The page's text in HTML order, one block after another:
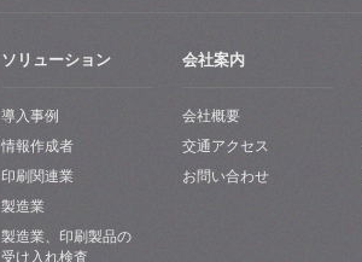
ソリューション
導入事例
情報作成者
印刷関連業
製造業
製造業、印刷製品の
受け入れ検査
会社案内
会社概要
交通アクセス
お問い合わせ